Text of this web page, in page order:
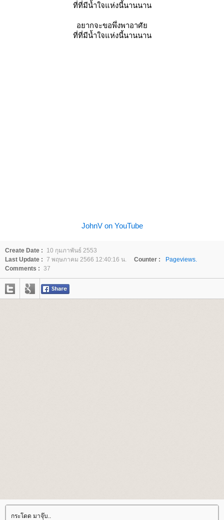
ที่ที่มีน้ำใจแห่งนี้นานนาน
อยากจะขอพึ่งพาอาศั
ที่ที่มีน้ำใจแห่งนี้นานนาน
JohnV on YouTube
Create Date :
10 กุมภาพันธ์ 2553
Last Update : 7 พฤษภาคม 2566 12:40:16 น. Counter :
Pageviews.
Comments : 37
กระโดด มาจุ๊บ..